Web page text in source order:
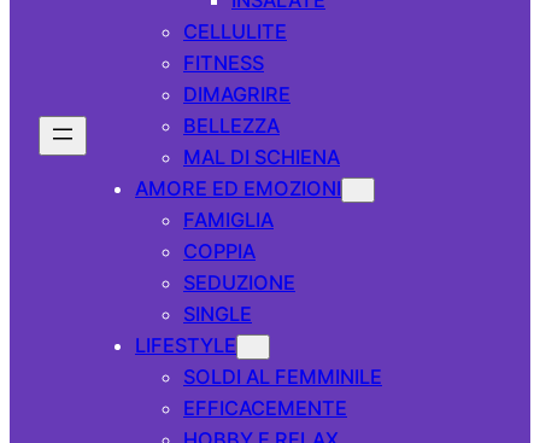
CELLULITE
FITNESS
DIMAGRIRE
BELLEZZA
MAL DI SCHIENA
AMORE ED EMOZIONI
FAMIGLIA
COPPIA
SEDUZIONE
SINGLE
LIFESTYLE
SOLDI AL FEMMINILE
EFFICACEMENTE